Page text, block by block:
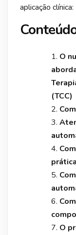
aplicação clínica:
O
(TCC)
prática
O